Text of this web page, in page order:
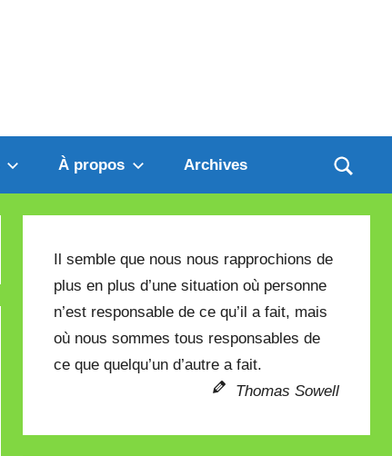
À propos Archives
Il semble que nous nous rapprochions de
plus en plus d’une situation où personne
n’est responsable de ce qu’il a fait, mais
où nous sommes tous responsables de
ce que quelqu’un d’autre a fait.
Thomas Sowell